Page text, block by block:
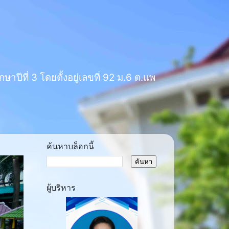
าปีที่ 3 โดยตั้งอยู่เลขที่ 92 ม.6 ต.แพ
ค้นหาบล็อกนี้
ผู้บริหาร